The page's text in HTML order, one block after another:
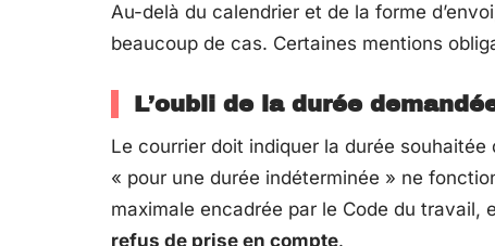
Au-delà du calendrier et de la forme
beaucoup de cas. Certaines mentions
L’oubli de la durée
Le courrier doit indiquer la durée souhaitée
« pour une durée indéterminée » ne
maximale encadrée par le Code du travail,
refus de prise en compte.